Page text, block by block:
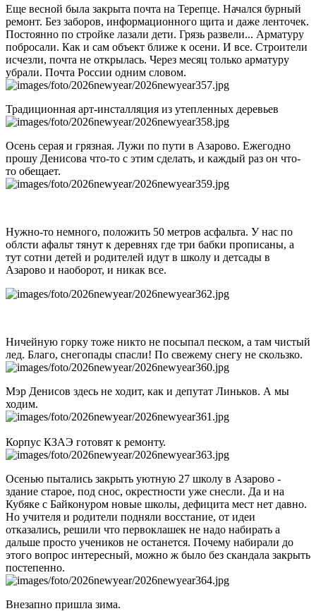
Еще весной была закрыта почта на Терепце. Начался бурный
ремонт. Без заборов, информационного щита и даже ленточек.
Постоянно по стройке лазали дети. Грязь развели... Арматуру
побросали. Как и сам объект ближе к осени. И все. Строители
исчезли, почта не открылась. Через месяц только арматуру
убрали. Почта России одним словом.
Традиционная арт-инсталляция из утепленных деревьев
Осень серая и грязная. Лужи по пути в Азарово. Ежегодно
прошу Денисова что-то с этим сделать, и каждый раз он что-
то обещает.
Нужно-то немного, положить 50 метров асфальта. У нас по
облсти афальт тянут к деревнях где три бабки прописаны, а
тут сотни детей и родителей идут в школу и детсады в
Азарово и наоборот, и никак все.
Ничейную горку тоже никто не посыпал песком, а там чистый
лед. Благо, снегопады спасли! По свежему снегу не скользко.
Мэр Денисов здесь не ходит, как и депутат Линьков. А мы
ходим.
Корпус КЗАЭ готовят к ремонту.
Осенью пытались закрыть уютную 27 школу в Азарово -
здание старое, под снос, окрестности уже снесли. Да и на
Кубяке с Байконуром новые школы, дефицита мест нет давно.
Но учителя и родители подняли восстание, от идеи
отказались, решили что первоклашек не надо набирать а
дальше просто учеников не останется. Почему набирали до
этого вопрос интересный, можно ж было без скандала закрыть
постепенно.
Внезапно пришла зима.